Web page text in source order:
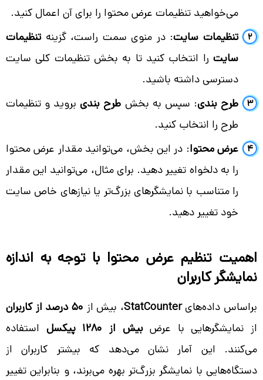
می‌خواهید تنظیمات عرض محتوا را برای آن اعمال کنید.
تنظیمات سایت: در منوی سمت راست، گزینهتنظیمات
سایت را انتخاب کنید تا به بخش تنظیمات کلی سایت
دسترسی داشته باشید.
طرح بندی: سپس به بخش طرح بندی بروید و تنظیمات
طرح را انتخاب کنید.
عرض محتوا: در این بخش، می‌توانید مقدار عرض محتوا
را به دلخواه تغییر دهید. برای مثال، می‌توانید این مقدار
را متناسب با نمایشگرهای بزرگ‌تر یا نیازهای خاص سایت
خود تغییر دهید.
اهمیت تنظیم عرض محتوا با توجه به اندازه
نمایشگر کاربران
براساس داده‌هایStatCounter، بیش از 50 درصد از کاربران
از نمایشگرهایی با عرضبیش از 1280 پیکسل
استفاده
می‌کنند. این آمار نشان می‌دهد که بیشتر کاربران از
دستگاه‌هایی با نمایشگر بزرگ‌تر بهره می‌برند، و بنابراین تغییر